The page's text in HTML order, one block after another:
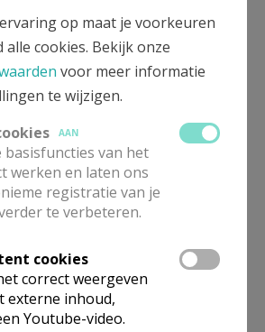
38
97
op maat je voorkeuren
alle cookies. Bekijk onze
voor meer informatie
te wijzigen.
AAN
basisfuncties van het
werken en laten ons
registratie van je
te verbeteren.
cookies
correct weergeven
externe inhoud,
Youtube-video.